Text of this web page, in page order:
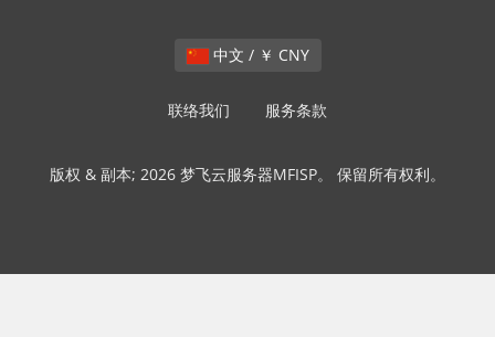
中文 / ￥ CNY
联络我们 服务条款
版权 & 副本; 2026 梦飞云服务器MFISP。 保留所有权利。